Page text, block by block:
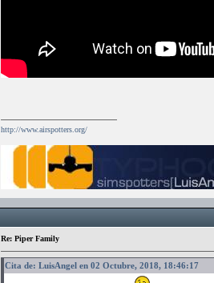
http://www.airspotters.org/
Re: Piper Family
Cita de: LuisAngel en 02 Octubre, 2018, 18:46:17